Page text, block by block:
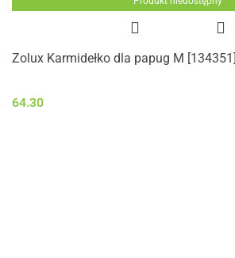
Zolux Karmidełko dla papug M [134351]
64.30